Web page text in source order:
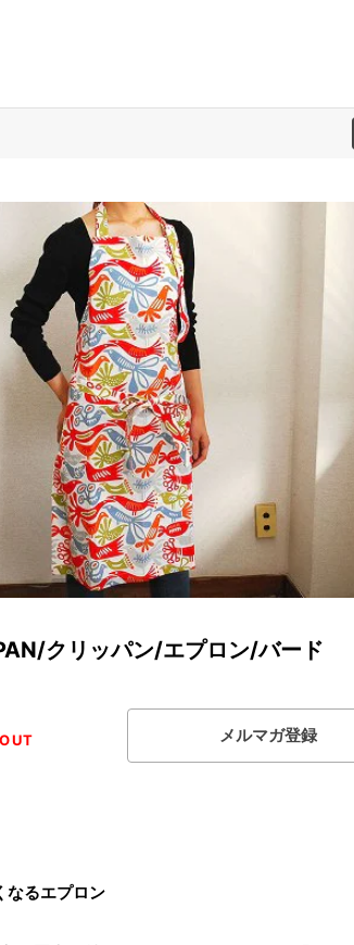
クリッパン/エプロン/バード
メルマガ登録
なるエプロン